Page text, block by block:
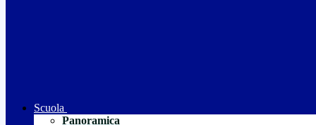
Scuola
Panoramica